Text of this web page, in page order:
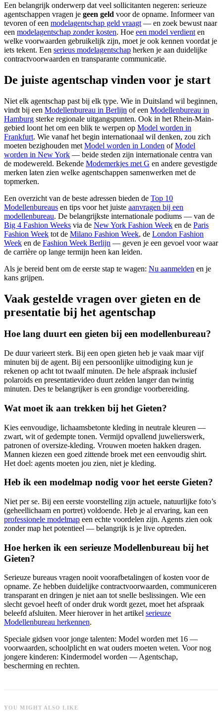
Een belangrijk onderwerp dat veel sollicitanten negeren: serieuze
agentschappen vragen je geen geld voor de opname. Informeer van
tevoren of een modelagentschap geld vraagt — en zoek bewust naar
een modelagentschap zonder kosten. Hoe een model verdient en
welke voorwaarden gebruikelijk zijn, moet je ook kennen voordat je
iets tekent. Een serieus modelagentschap herken je aan duidelijke
contractvoorwaarden en transparante communicatie.
De juiste agentschap vinden voor je start
Niet elk agentschap past bij elk type. Wie in Duitsland wil beginnen,
vindt bij een Modellenbureau in Berlijn of een Modellenbureau in
Hamburg sterke regionale uitgangspunten. Ook in het Rhein-Main-
gebied loont het om een blik te werpen op Model worden in
Frankfurt. Wie vanaf het begin internationaal wil denken, zou zich
moeten bezighouden met Model worden in Londen ofModel
worden in New York — beide steden zijn internationale centra van
de modewereld. Bekende Modemerkjes met G en andere gevestigde
merken laten zien welke agentschappen samenwerken met de
topmerken.
Een overzicht van de beste adressen bieden de Top 10
Modellenbureaus en tips voor het juiste aanvragen bij een
modellenbureau. De belangrijkste internationale podiums — van de
Big 4 Fashion Weeks via de New York Fashion Week en de Paris
Fashion Week tot de Milano Fashion Week, de London Fashion
Week en de Fashion Week Berlijn — geven je een gevoel voor waar
de carrière op lange termijn heen kan leiden.
Als je bereid bent om de eerste stap te wagen: Nu aanmelden en je
kans grijpen.
Vaak gestelde vragen over gieten en de
presentatie bij het agentschap
Hoe lang duurt een gieten bij een modellenbureau?
De duur varieert sterk. Bij een open gieten heb je vaak maar vijf
minuten bij de agent. Bij een persoonlijke uitnodiging kun je
rekenen op acht tot twaalf minuten. De hele afspraak inclusief
polaroids en presentatievideo duurt zelden langer dan twintig
minuten. Des te belangrijker is een grondige voorbereiding.
Wat moet ik aan trekken bij het Gieten?
Kies eenvoudige, lichaamsbetonte kleding in neutrale kleuren —
zwart, wit of gedempte tonen. Vermijd opvallend juwelierswerk,
patronen of oversize-kleding. Vrouwen moeten hakken dragen.
Mannen kiezen een goed zittende broek met een eenvoudig shirt.
Het doel: agents moeten jou zien, niet je kleding.
Heb ik een modelmap nodig voor het eerste Gieten?
Niet per se. Bij een eerste voorstelling zijn actuele, natuurlijke foto’s
(geheellichaam en portret) voldoende. Heb je al ervaring, kan een
professionele modelmap een echte voordelen zijn. Agents zien ook
zonder map het potentieel — belangrijk is je live optreden.
Hoe herken ik een serieuze Modellenbureau bij het
Gieten?
Serieuze bureaus vragen nooit voorafbetalingen of kosten voor de
opname. Ze hebben duidelijke contractvoorwaarden, communiceren
transparant en dringen je niet aan tot snelle beslissingen. Wie een
slecht gevoel heeft of onder druk wordt gezet, moet het afspraak
beleefd afsluiten. Meer hierover in het artikel serieuze
Modellenbureau herkennen.
Speciale gidsen voor jonge talenten: Model worden met 16 —
voorwaarden, schoolplicht en wat ouders moeten weten. Voor nog
jongere kinderen: Kindermodel worden — Agentschap,
bescherming en rechten.
YOU MIGHT ALSO LIKE